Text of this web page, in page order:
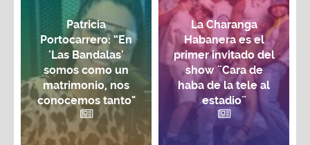
Patricia
Portocarrero: “En
'Las Bandalas'
somos como un
matrimonio, nos
conocemos tanto"
La Charanga
Habanera es el
primer invitado del
show ¨Cara de
haba de la tele al
estadio¨